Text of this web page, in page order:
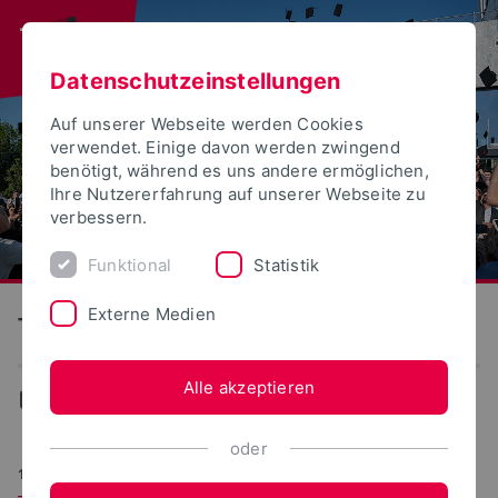
Technische Hochschule Ostwestfalen-Lippe
18.12.2025
Datenschutzeinstellungen
Auf unserer Webseite werden Cookies
verwendet. Einige davon werden zwingend
benötigt, während es uns andere ermöglichen,
Ihre Nutzererfahrung auf unserer Webseite zu
verbessern.
Funktional Statistik
Externe Medien
Alle akzeptieren
oder